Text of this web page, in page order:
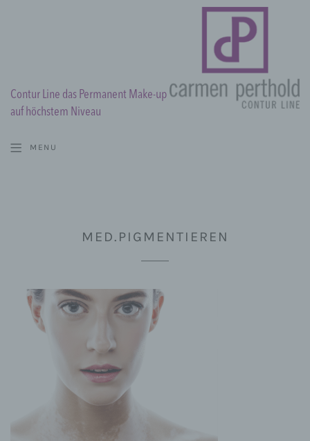
Contur Line das Permanent Make-up
auf höchstem Niveau
MENU
MED.PIGMENTIEREN